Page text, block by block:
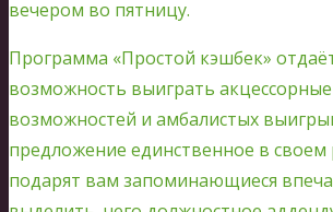
вечером во пятницу.
Программа «Простой кэшбек»
возможность выиграть
возможностей и амбалистых
предложение единственное в
подарят вам запоминающиеся